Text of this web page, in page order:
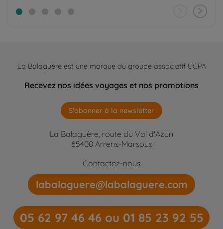
La Balaguère est une marque du groupe associatif UCPA
Recevez nos idées voyages et nos promotions
S'abonner à la newsletter
La Balaguère, route du Val d'Azun
65400 Arrens-Marsous
Contactez-nous
labalaguere@labalaguere.com
05 62 97 46 46 ou 01 85 23 92 55